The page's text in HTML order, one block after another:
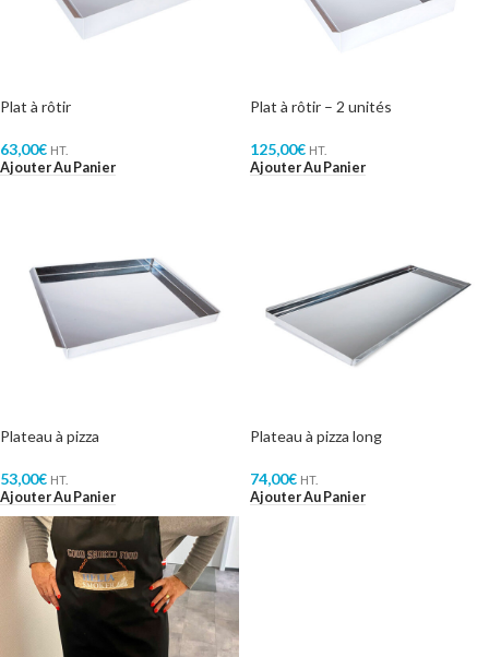
Plat à rôtir
63,00€ HT.
Ajouter Au Panier
Plat à rôtir – 2 unités
125,00€ HT.
Ajouter Au Panier
Plateau à pizza
53,00€ HT.
Ajouter Au Panier
Plateau à pizza long
74,00€ HT.
Ajouter Au Panier